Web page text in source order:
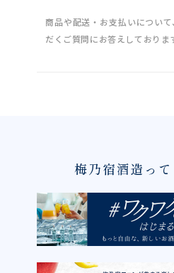
商品や配送・お支払いについ
だくご質問にお答えしておりま
梅乃宿酒造っ